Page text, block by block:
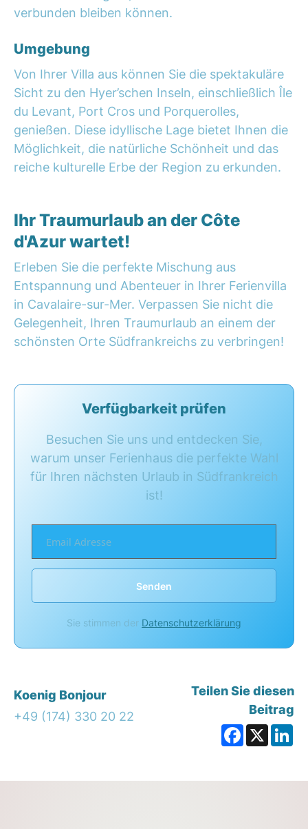
verbunden bleiben können.
Umgebung
Von Ihrer Villa aus können Sie die spektakuläre
Sicht zu den Hyer’schen Inseln, einschließlich Île
du Levant, Port Cros und Porquerolles,
genießen. Diese idyllische Lage bietet Ihnen die
Möglichkeit, die natürliche Schönheit und das
reiche kulturelle Erbe der Region zu erkunden.
Ihr Traumurlaub an der Côte
d'Azur wartet!
Erleben Sie die perfekte Mischung aus
Entspannung und Abenteuer in Ihrer Ferienvilla
in Cavalaire-sur-Mer. Verpassen Sie nicht die
Gelegenheit, Ihren Traumurlaub an einem der
schönsten Orte Südfrankreichs zu verbringen!
Verfügbarkeit prüfen
Besuchen Sie uns und entdecken Sie,
warum unser Ferienhaus die perfekte Wahl
für Ihren nächsten Urlaub in Südfrankreich
ist!
Senden
Sie stimmen der Datenschutzerklärung
Koenig Bonjour
+49 (174) 330 20 22
Teilen Sie diesen
Beitrag
Facebook
X